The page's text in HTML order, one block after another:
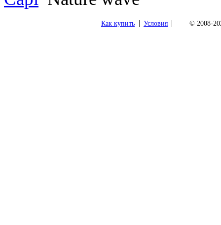
Как купить | Условия | © 2008-